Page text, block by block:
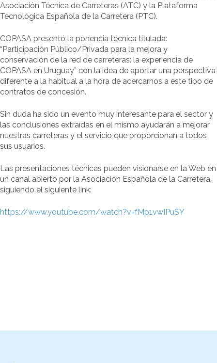
Asociación Técnica de Carreteras (ATC) y la Plataforma
Tecnológica Española de la Carretera (PTC).
COPASA presentó la ponencia técnica titulada:
“Participación Público/Privada para la mejora y
conservación de la red de carreteras: la experiencia de
COPASA en Uruguay” con la idea de aportar una perspectiva
diferente a la habitual a la hora de acercarnos a este tipo de
contratos de concesión.
Sin duda ha sido un evento muy interesante para el sector y
las conclusiones extraídas en el mismo ayudarán a mejorar
nuestras carreteras y el servicio que proporcionan a todos
sus usuarios.
Las presentaciones técnicas pueden visionarse en la Web en
un canal abierto por la Asociación Española de la Carretera,
siguiendo el siguiente link:
https://www.youtube.com/watch?v=fMp1vwIPuSY